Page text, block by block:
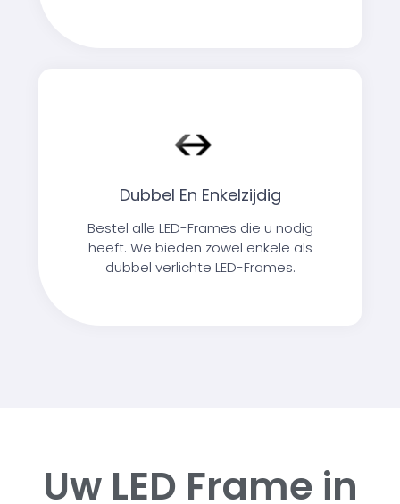
Dubbel En Enkelzijdig
Bestel alle LED-Frames die u nodig
heeft. We bieden zowel enkele als
dubbel verlichte LED-Frames.
Uw LED Frame in